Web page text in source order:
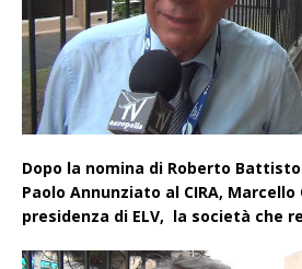
Dopo la nomina di Roberto
Paolo Annunziato al CIRA,
presidenza di ELV, la società che